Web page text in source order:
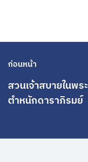
ก่อนหน้า
สวนเจ้าสบายในพระ
ตำหนักดาราภิรมย์